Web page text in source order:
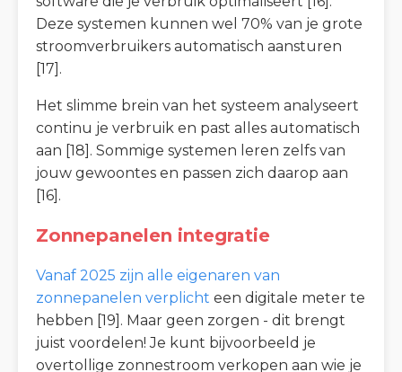
Deze systemen kunnen wel 70% van je grote
stroomverbruikers automatisch aansturen
[17].
Het slimme brein van het systeem analyseert
continu je verbruik en past alles automatisch
aan [18]. Sommige systemen leren zelfs van
jouw gewoontes en passen zich daarop aan
[16].
Zonnepanelen integratie
Vanaf 2025 zijn alle eigenaren van
zonnepanelen verplicht een digitale meter te
hebben [19]. Maar geen zorgen - dit brengt
juist voordelen! Je kunt bijvoorbeeld je
overtollige zonnestroom verkopen aan wie je